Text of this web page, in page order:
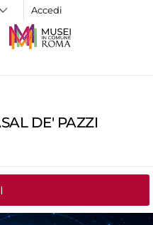
Accedi
DE' PAZZI